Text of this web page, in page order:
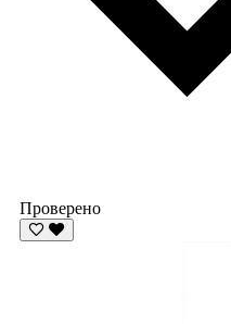
Проверено